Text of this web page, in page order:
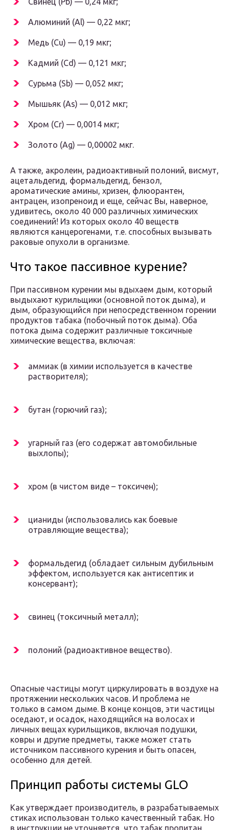
Алюминий (Al) — 0,22 мкг;
Медь (Cu) — 0,19 мкг;
Кадмий (Cd) — 0,121 мкг;
Сурьма (Sb) — 0,052 мкг;
Мышьяк (As) — 0,012 мкг;
Хром (Cr) — 0,0014 мкг;
Золото (Ag) — 0,00002 мкг.
А также, акролеин, радиоактивный полоний, висмут,
ацетальдегид, формальдегид, бензол,
ароматические амины, хризен, флюорантен,
антрацен, изопреноид и еще, сейчас Вы, наверное,
удивитесь, около 40 000 различных химических
соединений! Из которых около 40 веществ
являются канцерогенами, т.е. способных вызывать
раковые опухоли в организме.
Что такое пассивное курение?
При пассивном курении мы вдыхаем дым, который
выдыхают курильщики (основной поток дыма), и
дым, образующийся при непосредственном горении
продуктов табака (побочный поток дыма). Оба
потока дыма содержит различные токсичные
химические вещества, включая:
аммиак (в химии используется в качестве
растворителя);
бутан (горючий газ);
угарный газ (его содержат автомобильные
выхлопы);
хром (в чистом виде – токсичен);
цианиды (использовались как боевые
отравляющие вещества);
формальдегид (обладает сильным дубильным
эффектом, используется как антисептик и
консервант);
свинец (токсичный металл);
полоний (радиоактивное вещество).
Опасные частицы могут циркулировать в воздухе на
протяжении нескольких часов. И проблема не
только в самом дыме. В конце концов, эти частицы
оседают, и осадок, находящийся на волосах и
личных вещах курильщиков, включая подушки,
ковры и другие предметы, также может стать
источником пассивного курения и быть опасен,
особенно для детей.
Принцип работы системы GLO
Как утверждает производитель, в разрабатываемых
стиках использован только качественный табак. Но
в инструкции не уточняется, что табак пропитан